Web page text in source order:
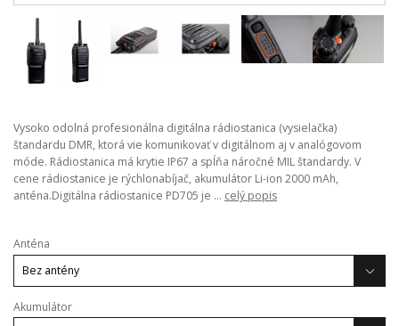
Vysoko odolná profesionálna digitálna rádiostanica (vysielačka)
štandardu DMR, ktorá vie komunikovať v digitálnom aj v analógovom
móde. Rádiostanica má krytie IP67 a spĺňa náročné MIL štandardy. V
cene rádiostanice je rýchlonabíjač, akumulátor Li-ion 2000 mAh,
anténa.Digitálna rádiostanice PD705 je ... celý popis
Anténa
Akumulátor